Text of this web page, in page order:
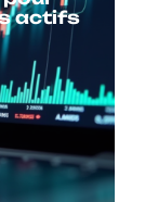
actifs